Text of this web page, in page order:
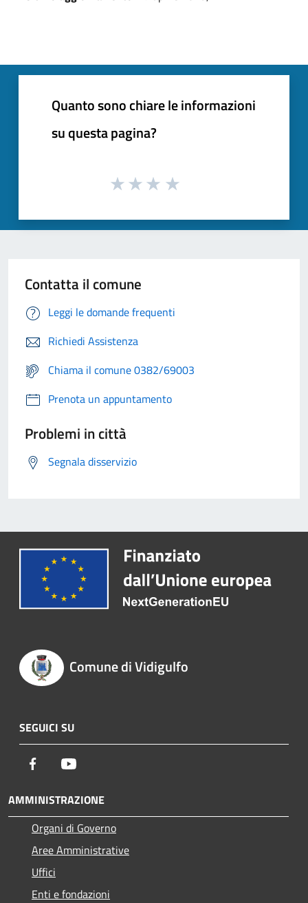
Quanto sono chiare le informazioni
su questa pagina?
Contatta il comune
Leggi le domande frequenti
Richiedi Assistenza
Chiama il comune 0382/69003
Prenota un appuntamento
Problemi in città
Segnala disservizio
Comune di Vidigulfo
SEGUICI SU
Facebook
AMMINISTRAZIONE
Organi di Governo
Aree Amministrative
Uffici
Enti e fondazioni